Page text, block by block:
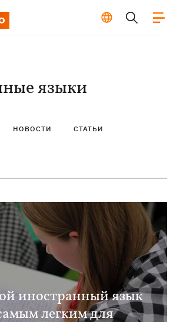
языки
НОВОСТИ СТАТЬИ
иностранный язык
легким для